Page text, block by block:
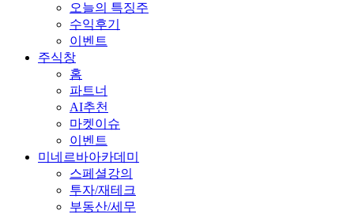
오늘의 특징주
수익후기
이벤트
주식창
홈
파트너
AI추천
마켓이슈
이벤트
미네르바아카데미
스페셜강의
투자/재테크
부동산/세무